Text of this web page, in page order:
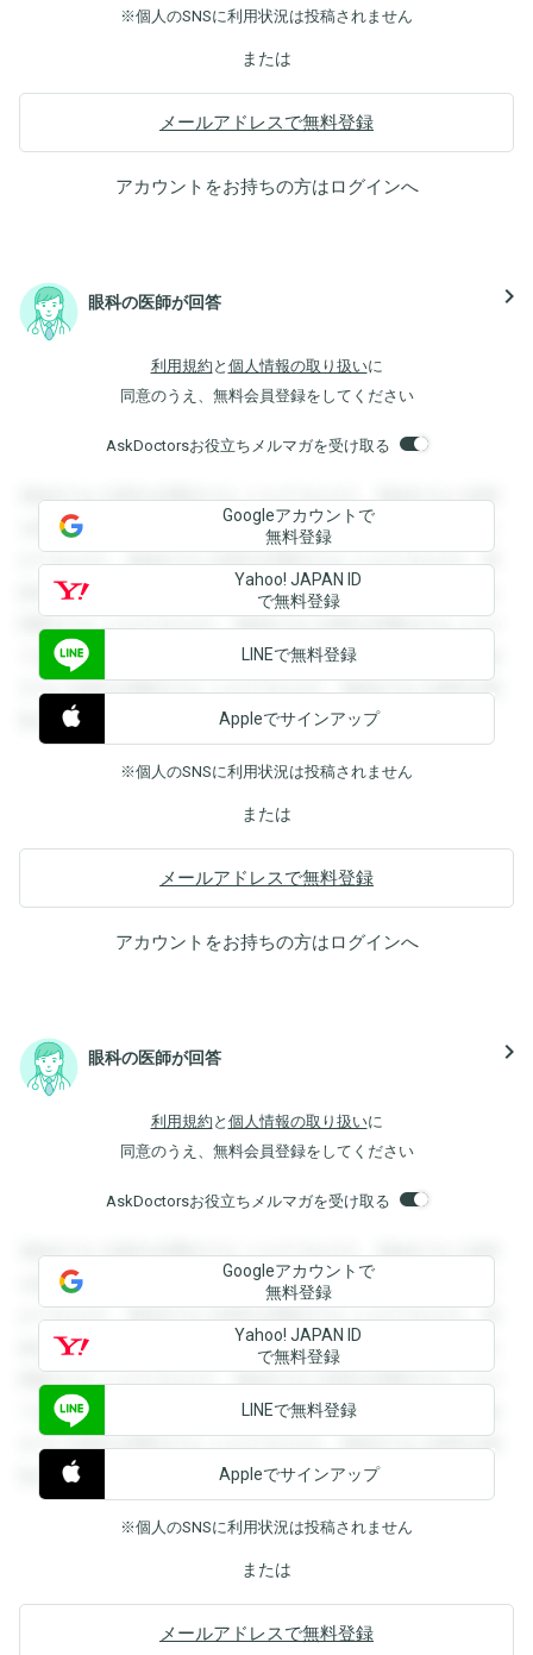
※個人のSNSに利用状況は投稿されません
または
メールアドレスで無料登録
アカウントをお持ちの方はログインへ
眼科の医師が回答 navigate_next
利用規約 と 個人情報の取り扱いに
同意のうえ、無料会員登録をしてください
AskDoctorsお役立ちメルマガを受け取る
登録すると回答を閲覧することができます。登録すると回答
を閲覧することができます。登録すると回答を閲覧すること
ができます。登録すると回答を閲覧することができます。登
録すると回答を閲覧することができます。登録すると回答を
閲覧することができます。登録すると回答を閲覧することが
できます。登録すると回答を閲覧することができます。登録
すると回答を閲覧することができます。登録すると回答を閲
覧することができます。
Googleアカウントで
無料登録
Yahoo! JAPAN ID
で無料登録
LINEで無料登録
Appleでサインアップ
※個人のSNSに利用状況は投稿されません
または
メールアドレスで無料登録
アカウントをお持ちの方はログインへ
眼科の医師が回答 navigate_next
利用規約 と 個人情報の取り扱いに
同意のうえ、無料会員登録をしてください
AskDoctorsお役立ちメルマガを受け取る
登録すると回答を閲覧することができます。登録すると回答
を閲覧することができます。登録すると回答を閲覧すること
ができます。登録すると回答を閲覧することができます。登
録すると回答を閲覧することができます。登録すると回答を
閲覧することができます。登録すると回答を閲覧することが
できます。登録すると回答を閲覧することができます。登録
すると回答を閲覧することができます。登録すると回答を閲
覧することができます。
Googleアカウントで
無料登録
Yahoo! JAPAN ID
で無料登録
LINEで無料登録
Appleでサインアップ
※個人のSNSに利用状況は投稿されません
または
メールアドレスで無料登録